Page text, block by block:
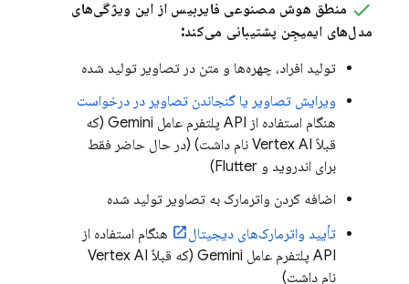
منطق هوش مصنوعی فایربیس از این ویژگی‌های
مدل‌های ایمیجِن پشتیبانی می‌کند:
تولید افراد، چهره‌ها و متن در تصاویر تولید شده
ویرایش تصاویر یا گنجاندن تصاویر در درخواست
هنگام استفاده از API پلتفرم عامل
Gemini (که
قبلاً Vertex AI نام داشت)
(در حال حاضر فقط
برای اندروید و Flutter)
اضافه کردن واترمارک به تصاویر تولید شده
تأیید واترمارک‌های دیجیتال
هنگام استفاده از
API پلتفرم عامل
Gemini (که قبلاً Vertex AI
نام داشت)